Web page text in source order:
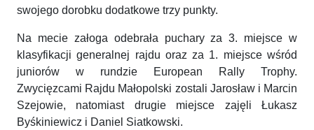
swojego dorobku dodatkowe trzy punkty.
Na mecie załoga odebrała puchary za 3. miejsce w
klasyfikacji generalnej rajdu oraz za 1. miejsce wśród
juniorów w rundzie European Rally Trophy.
Zwycięzcami Rajdu Małopolski zostali Jarosław i Marcin
Szejowie, natomiast drugie miejsce zajęli Łukasz
Byśkiniewicz i Daniel Siatkowski.